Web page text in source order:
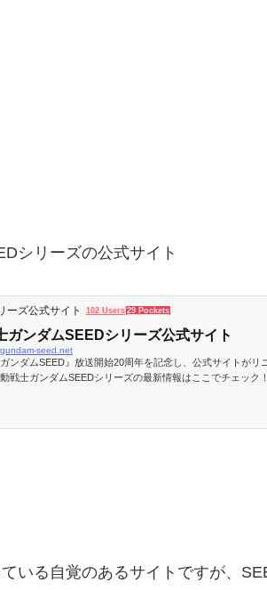
シリーズの公式サイト
ーズ公式サイト 102 Users 29 Pockets
ガンダムSEEDシリーズ公式サイト
seed.net
ガンダムSEED』放送開始20周年を記念し、公式サイトがリ
戦士ガンダムSEEDシリーズの最新情報はここでチェック！
いる自覚のあるサイトですが、